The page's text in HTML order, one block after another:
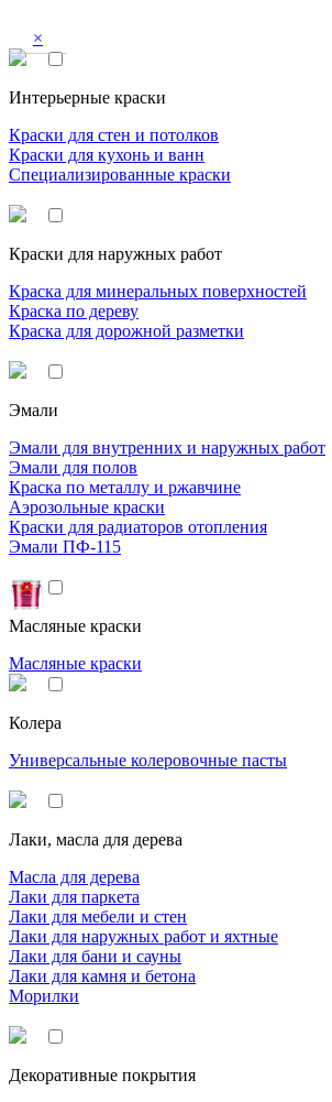
×
Интерьерные краски
Краски для стен и потолков
Краски для кухонь и ванн
Специализированные краски
Краски для наружных работ
Краска для минеральных поверхностей
Краска по дереву
Краска для дорожной разметки
Эмали
Эмали для внутренних и наружных работ
Эмали для полов
Краска по металлу и ржавчине
Аэрозольные краски
Краски для радиаторов отопления
Эмали ПФ-115
Масляные краски
Масляные краски
Колера
Универсальные колеровочные пасты
Лаки, масла для дерева
Масла для дерева
Лаки для паркета
Лаки для мебели и стен
Лаки для наружных работ и яхтные
Лаки для бани и сауны
Лаки для камня и бетона
Морилки
Декоративные покрытия